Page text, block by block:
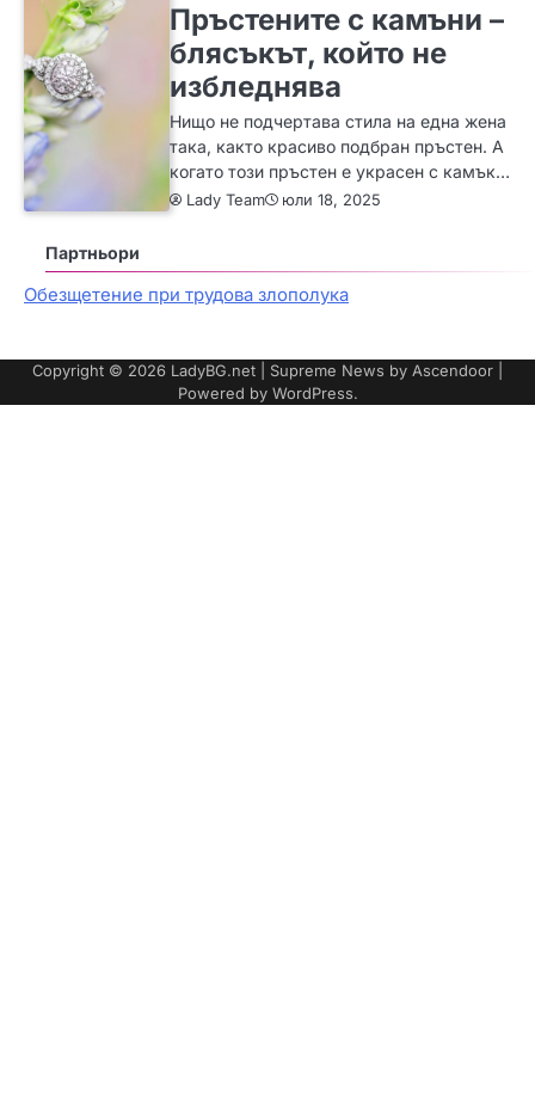
Пръстените с камъни –
блясъкът, който не
избледнява
Нищо не подчертава стила на една жена
така, както красиво подбран пръстен. А
когато този пръстен е украсен с камък…
Lady Team юли 18, 2025
Партньори
Обезщетение при трудова злополука
Copyright © 2026 LadyBG.net | Supreme News by Ascendoor
Powered by WordPress.